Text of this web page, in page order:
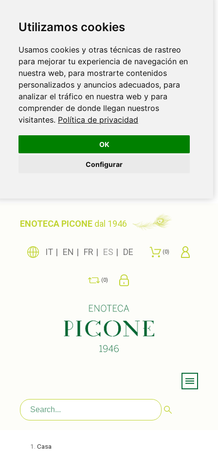
Utilizamos cookies
Usamos cookies y otras técnicas de rastreo
para mejorar tu experiencia de navegación en
nuestra web, para mostrarte contenidos
personalizados y anuncios adecuados, para
analizar el tráfico en nuestra web y para
comprender de donde llegan nuestros
visitantes. Política de privacidad
OK
Configurar
ENOTECA PICONE dal 1946
IT EN FR ES DE 0
0
Casa